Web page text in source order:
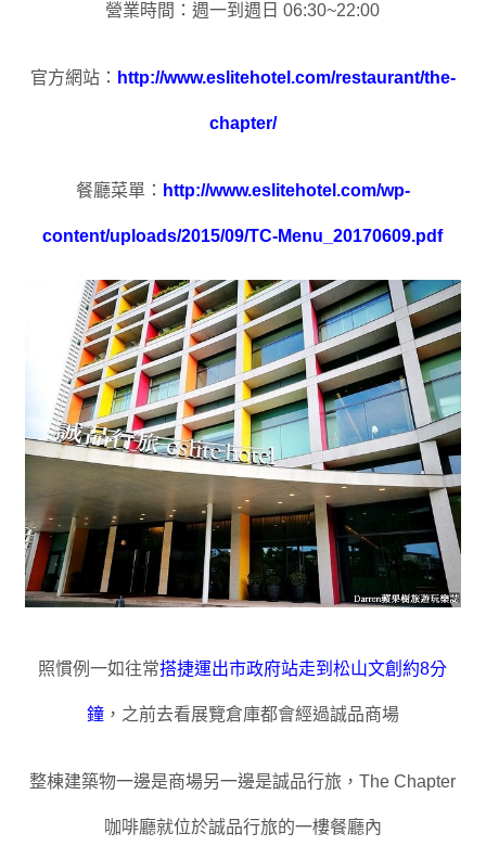
營業時間：週一到週日 06:30~22:00
官方網站： http://www.eslitehotel.com/restaurant/the-
chapter/
餐廳菜單： http://www.eslitehotel.com/wp-
content/uploads/2015/09/TC-Menu_20170609.pdf
照慣例一如往常搭捷運出市政府站走到松山文創約8分
鐘， 之前去看展覽倉庫都會經過誠品商場
整棟建築物一邊是商場另一邊是誠品行旅 ，The Chapter
咖啡廳就位於誠品行旅的一樓餐廳內